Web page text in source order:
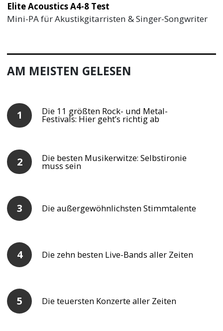
Elite Acoustics A4-8 Test
Mini-PA für Akustikgitarristen & Singer-Songwriter
AM MEISTEN GELESEN
Die 11 größten Rock- und Metal-
Festivals: Hier geht’s richtig ab
Die besten Musikerwitze: Selbstironie
muss sein
Die außergewöhnlichsten Stimmtalente
Die zehn besten Live-Bands aller Zeiten
Die teuersten Konzerte aller Zeiten